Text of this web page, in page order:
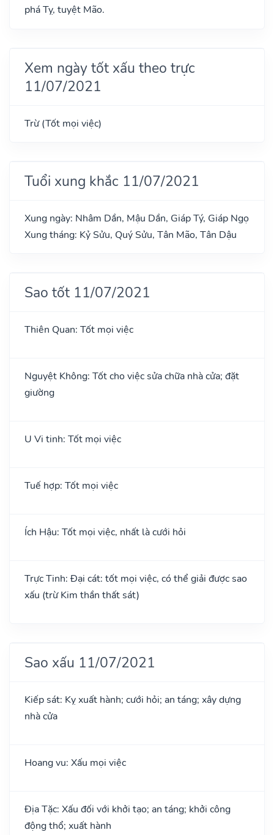
phá Tỵ, tuyệt Mão.
Xem ngày tốt xấu theo trực
11/07/2021
Trừ (Tốt mọi việc)
Tuổi xung khắc 11/07/2021
Xung ngày: Nhâm Dần, Mậu Dần, Giáp Tý, Giáp Ngọ
Xung tháng: Kỷ Sửu, Quý Sửu, Tân Mão, Tân Dậu
Sao tốt 11/07/2021
Thiên Quan: Tốt mọi việc
Nguyệt Không: Tốt cho việc sửa chữa nhà cửa; đặt
giường
U Vi tinh: Tốt mọi việc
Tuế hợp: Tốt mọi việc
Ích Hậu: Tốt mọi việc, nhất là cưới hỏi
Trực Tinh: Đại cát: tốt mọi việc, có thể giải được sao
xấu (trừ Kim thần thất sát)
Sao xấu 11/07/2021
Kiếp sát: Kỵ xuất hành; cưới hỏi; an táng; xây dựng
nhà cửa
Hoang vu: Xấu mọi việc
Địa Tặc: Xấu đối với khởi tạo; an táng; khởi công
động thổ; xuất hành